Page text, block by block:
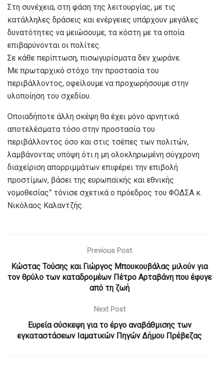
Στη συνέχεια, στη φάση της λειτουργίας, με τις
κατάλληλες δράσεις και ενέργειες υπάρχουν μεγάλες
δυνατότητες να μειώσουμε, τα κόστη με τα οποία
επιβαρύνονται οι πολίτες.
Σε κάθε περίπτωση, πισωγυρίσματα δεν χωράνε.
Με πρωταρχικό στόχο την προστασία του
περιβάλλοντος, οφείλουμε να προχωρήσουμε στην
υλοποίηση του σχεδίου.
Οποιαδήποτε άλλη σκέψη θα έχει μόνο αρνητικά
αποτελέσματα τόσο στην προστασία του
περιβάλλοντος όσο και στις τσέπες των πολιτών,
λαμβάνοντας υπόψη ότι η μη ολοκληρωμένη σύγχρονη
διαχείριση απορριμμάτων επιφέρει την επιβολή
προστίμων, βάσει της ευρωπαϊκής και εθνικής
νομοθεσίας” τόνισε σχετικά ο πρόεδρος του ΦΟΔΣΑ κ.
Νικόλαος Καλαντζής.
Previous Post
Κώστας Τούσης και Γιώργος Μπουκουβάλας μιλούν για
τον θρύλο των καταδρομέων Πέτρο Αρταβάνη που έφυγε
από τη ζωή
Next Post
Ευρεία σύσκεψη για το έργο αναβάθμισης των
εγκαταστάσεων Ιαματικών Πηγών Δήμου Πρέβεζας